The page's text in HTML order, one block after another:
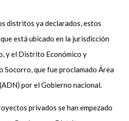
distritos ya declarados, estos
está ubicado en la jurisdicción
y el Distrito Económico y
Socorro, que fue proclamado Área
por el Gobierno nacional.
privados se han empezado